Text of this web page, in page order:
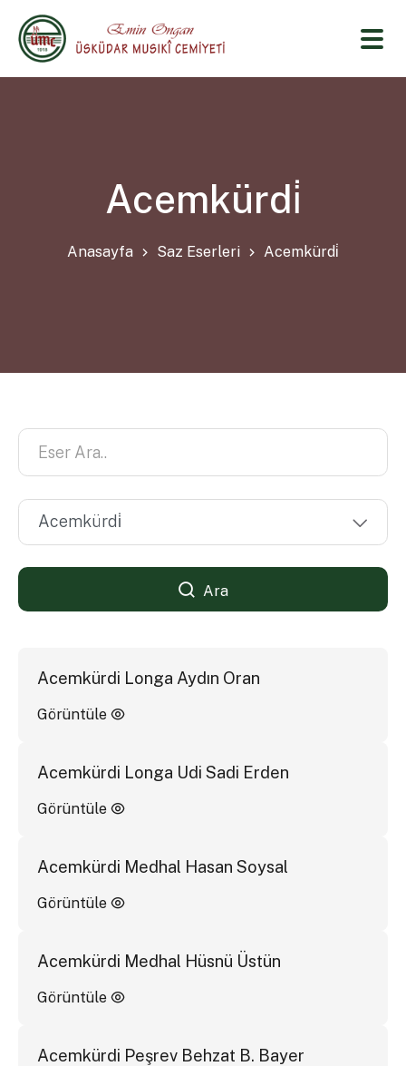
Acemkürdi̇
Anasayfa Saz Eserleri Acemkürdi̇
Ara
Acemkürdi Longa Aydın Oran
Görüntüle
Acemkürdi Longa Udi Sadi Erden
Görüntüle
Acemkürdi Medhal Hasan Soysal
Görüntüle
Acemkürdi Medhal Hüsnü Üstün
Görüntüle
Acemkürdi Peşrev Behzat B. Bayer